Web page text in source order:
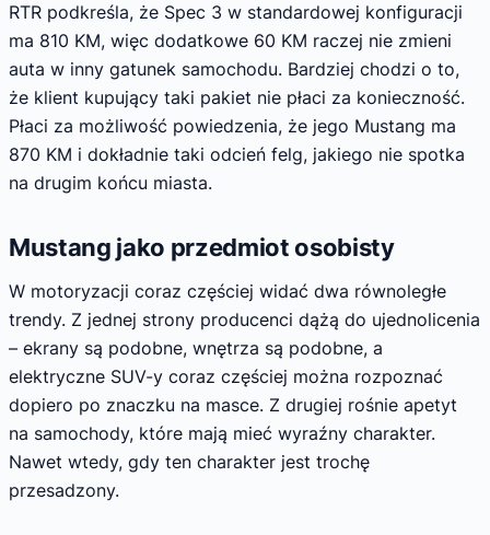
RTR podkreśla, że Spec 3 w standardowej konfiguracji
ma 810 KM, więc dodatkowe 60 KM raczej nie zmieni
auta w inny gatunek samochodu. Bardziej chodzi o to,
że klient kupujący taki pakiet nie płaci za konieczność.
Płaci za możliwość powiedzenia, że jego Mustang ma
870 KM i dokładnie taki odcień felg, jakiego nie spotka
na drugim końcu miasta.
Mustang jako przedmiot osobisty
W motoryzacji coraz częściej widać dwa równoległe
trendy. Z jednej strony producenci dążą do ujednolicenia
– ekrany są podobne, wnętrza są podobne, a
elektryczne SUV-y coraz częściej można rozpoznać
dopiero po znaczku na masce. Z drugiej rośnie apetyt
na samochody, które mają mieć wyraźny charakter.
Nawet wtedy, gdy ten charakter jest trochę
przesadzony.